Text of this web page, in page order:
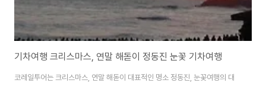
기차여행 크리스마스, 연말 해돋이 정동진 눈꽃 기차여행
코레일투어는 크리스마스, 연말 해돋이 대표적인 명소 정동진, 눈꽃여행의 대